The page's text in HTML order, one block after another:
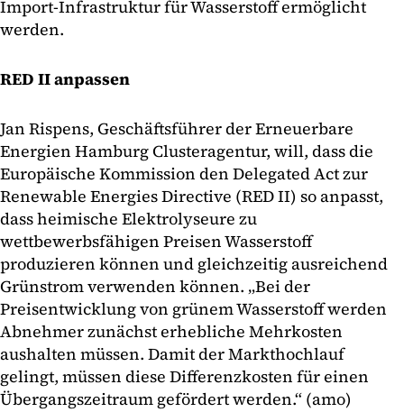
Import-Infrastruktur für Wasserstoff ermöglicht
werden.
RED II anpassen
Jan Rispens, Geschäftsführer der Erneuerbare
Energien Hamburg Clusteragentur, will, dass die
Europäische Kommission den Delegated Act zur
Renewable Energies Directive (RED II) so anpasst,
dass heimische Elektrolyseure zu
wettbewerbsfähigen Preisen Wasserstoff
produzieren können und gleichzeitig ausreichend
Grünstrom verwenden können. „Bei der
Preisentwicklung von grünem Wasserstoff werden
Abnehmer zunächst erhebliche Mehrkosten
aushalten müssen. Damit der Markthochlauf
gelingt, müssen diese Differenzkosten für einen
Übergangszeitraum gefördert werden.“ (amo)